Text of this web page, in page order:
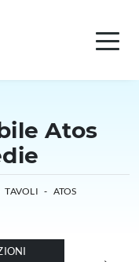
Atos
TAVOLI - ATOS